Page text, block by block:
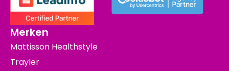
Merken
Mattisson Healthstyle
Trayler